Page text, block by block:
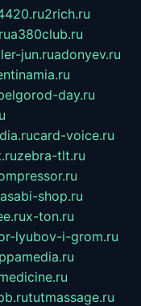
2rich.ru
a380club.ru
jun.ruadonyev.ru
day.ru
card-voice.ru
zebra-tlt.ru
shop.ru
x-ton.ru
lyubov-i-grom.ru
tutmassage.ru